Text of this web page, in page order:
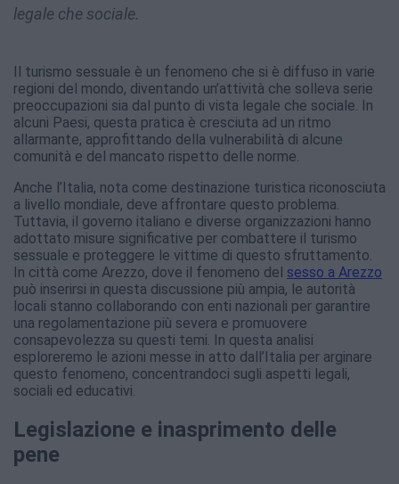
legale che sociale.
Il turismo sessuale è un fenomeno che si è diffuso in varie
regioni del mondo, diventando un’attività che solleva serie
preoccupazioni sia dal punto di vista legale che sociale. In
alcuni Paesi, questa pratica è cresciuta ad un ritmo
allarmante, approfittando della vulnerabilità di alcune
comunità e del mancato rispetto delle norme.
Anche l’Italia, nota come destinazione turistica riconosciuta
a livello mondiale, deve affrontare questo problema.
Tuttavia, il governo italiano e diverse organizzazioni hanno
adottato misure significative per combattere il turismo
sessuale e proteggere le vittime di questo sfruttamento.
In città come Arezzo, dove il fenomeno del sesso a Arezzo
può inserirsi in questa discussione più ampia, le autorità
locali stanno collaborando con enti nazionali per garantire
una regolamentazione più severa e promuovere
consapevolezza su questi temi. In questa analisi
esploreremo le azioni messe in atto dall’Italia per arginare
questo fenomeno, concentrandoci sugli aspetti legali,
sociali ed educativi.
Legislazione e inasprimento delle
pene